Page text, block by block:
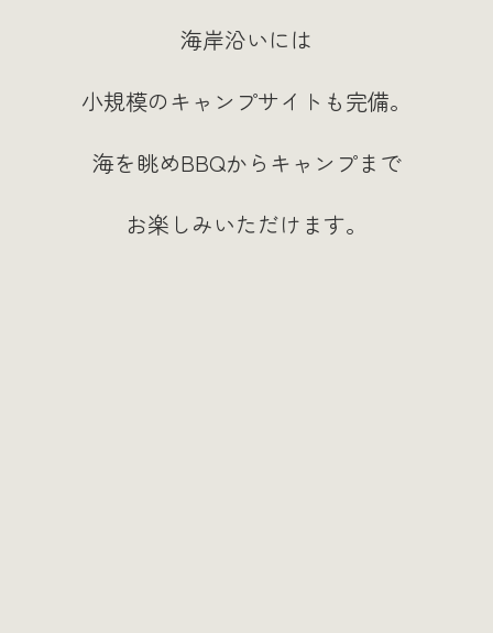
海岸沿いには
小規模のキャンプサイトも完備。
海を眺めBBQからキャンプまで
お楽しみいただけます。